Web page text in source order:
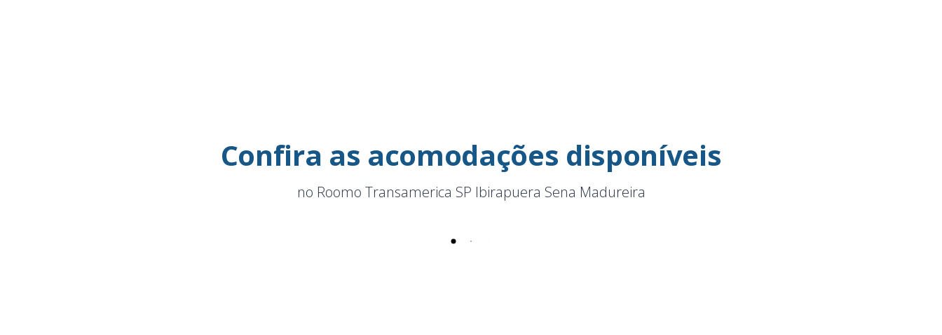
Confira as acomodações disponíveis
no Roomo Transamerica SP Ibirapuera Sena Madureira